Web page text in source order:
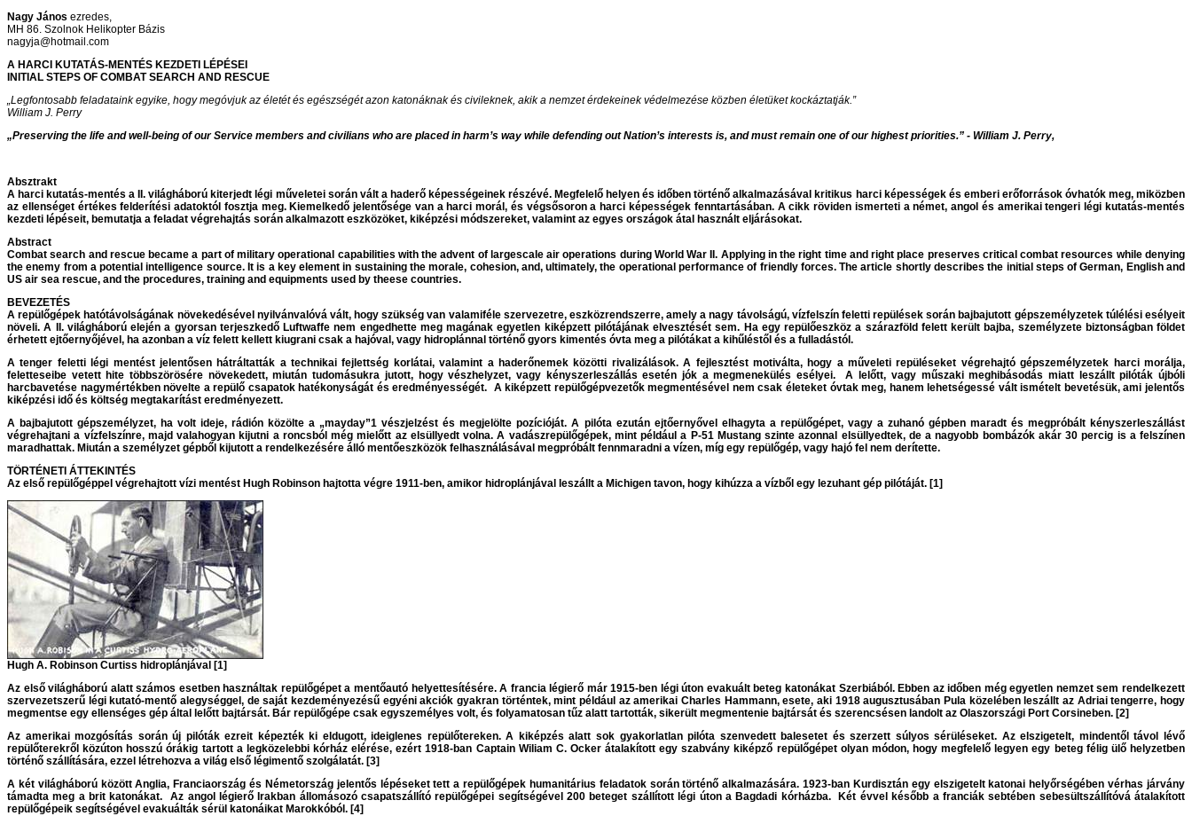
Nagy János ezredes,
MH 86. Szolnok Helikopter Bázis
nagyja@hotmail.com
A HARCI KUTATÁS-MENTÉS KEZDETI LÉPÉSEI
INITIAL STEPS OF COMBAT SEARCH AND RESCUE
„Legfontosabb feladataink egyike, hogy megóvjuk az életét és egészségét azon katonáknak és civileknek, akik a nemzet érdekeinek védelmezése közben életüket kockáztatják.”
William J. Perry
„Preserving the life and well-being of our Service members and civilians who are placed in harm’s way while defending out Nation’s interests is, and must remain one of our highest priorities.” - William J. Perry,
Absztrakt
A harci kutatás-mentés a II. világháború kiterjedt légi műveletei során vált a haderő képességeinek részévé. Megfelelő helyen és időben történő alkalmazásával kritikus harci képességek és emberi erőforrások óvhatók meg, miközben
az ellenséget értékes felderítési adatoktól fosztja meg. Kiemelkedő jelentősége van a harci morál, és végsősoron a harci képességek fenntartásában. A cikk röviden ismerteti a német, angol és amerikai tengeri légi kutatás-mentés
kezdeti lépéseit, bemutatja a feladat végrehajtás során alkalmazott eszközöket, kiképzési módszereket, valamint az egyes országok átal használt eljárásokat.
Abstract
Combat search and rescue became a part of military operational capabilities with the advent of largescale air operations during World War II. Applying in the right time and right place preserves critical combat resources while denying
the enemy from a potential intelligence source. It is a key element in sustaining the morale, cohesion, and, ultimately, the operational performance of friendly forces. The article shortly describes the initial steps of German, English and
US air sea rescue, and the procedures, training and equipments used by theese countries.
BEVEZETÉS
A repülőgépek hatótávolságának növekedésével nyilvánvalóvá vált, hogy szükség van valamiféle szervezetre, eszközrendszerre, amely a nagy távolságú, vízfelszín feletti repülések során bajbajutott gépszemélyzetek túlélési esélyeit
növeli. A II. világháború elején a gyorsan terjeszkedő Luftwaffe nem engedhette meg magának egyetlen kiképzett pilótájának elvesztését sem. Ha egy repülőeszköz a szárazföld felett került bajba, személyzete biztonságban földet
érhetett ejtőernyőjével, ha azonban a víz felett kellett kiugrani csak a hajóval, vagy hidroplánnal történő gyors kimentés óvta meg a pilótákat a kihűléstől és a fulladástól.
A tenger feletti légi mentést jelentősen hátráltatták a technikai fejlettség korlátai, valamint a haderőnemek közötti rivalizálások. A fejlesztést motiválta, hogy a műveleti repüléseket végrehajtó gépszemélyzetek harci morálja,
feletteseibe vetett hite többszörösére növekedett, miután tudomásukra jutott, hogy vészhelyzet, vagy kényszerleszállás esetén jók a megmenekülés esélyei. A lelőtt, vagy műszaki meghibásodás miatt leszállt pilóták újbóli
harcbavetése nagymértékben növelte a repülő csapatok hatékonyságát és eredményességét. A kiképzett repülőgépvezetők megmentésével nem csak életeket óvtak meg, hanem lehetségessé vált ismételt bevetésük, ami jelentős
kiképzési idő és költség megtakarítást eredményezett.
A bajbajutott gépszemélyzet, ha volt ideje, rádión közölte a „mayday”1 vészjelzést és megjelölte pozícióját. A pilóta ezután ejtőernyővel elhagyta a repülőgépet, vagy a zuhanó gépben maradt és megpróbált kényszerleszállást
végrehajtani a vízfelszínre, majd valahogyan kijutni a roncsból még mielőtt az elsüllyedt volna. A vadászrepülőgépek, mint például a P-51 Mustang szinte azonnal elsüllyedtek, de a nagyobb bombázók akár 30 percig is a felszínen
maradhattak. Miután a személyzet gépből kijutott a rendelkezésére álló mentőeszközök felhasználásával megpróbált fennmaradni a vízen, míg egy repülőgép, vagy hajó fel nem derítette.
TÖRTÉNETI ÁTTEKINTÉS
Az első repülőgéppel végrehajtott vízi mentést Hugh Robinson hajtotta végre 1911-ben, amikor hidroplánjával leszállt a Michigen tavon, hogy kihúzza a vízből egy lezuhant gép pilótáját. [1]
Hugh A. Robinson Curtiss hidroplánjával [1]
Az első világháború alatt számos esetben használtak repülőgépet a mentőautó helyettesítésére. A francia légierő már 1915-ben légi úton evakuált beteg katonákat Szerbiából. Ebben az időben még egyetlen nemzet sem rendelkezett
szervezetszerű légi kutató-mentő alegységgel, de saját kezdeményezésű egyéni akciók gyakran történtek, mint például az amerikai Charles Hammann, esete, aki 1918 augusztusában Pula közelében leszállt az Adriai tengerre, hogy
megmentse egy ellenséges gép által lelőtt bajtársát. Bár repülőgépe csak egyszemélyes volt, és folyamatosan tűz alatt tartották, sikerült megmentenie bajtársát és szerencsésen landolt az Olaszországi Port Corsineben. [2]
Az amerikai mozgósítás során új pilóták ezreit képezték ki eldugott, ideiglenes repülőtereken. A kiképzés alatt sok gyakorlatlan pilóta szenvedett balesetet és szerzett súlyos sérüléseket. Az elszigetelt, mindentől távol lévő
repülőterekről közúton hosszú órákig tartott a legközelebbi kórház elérése, ezért 1918-ban Captain Wiliam C. Ocker átalakított egy szabvány kiképző repülőgépet olyan módon, hogy megfelelő legyen egy beteg félig ülő helyzetben
történő szállítására, ezzel létrehozva a világ első légimentő szolgálatát. [3]
A két világháború között Anglia, Franciaország és Németország jelentős lépéseket tett a repülőgépek humanitárius feladatok során történő alkalmazására. 1923-ban Kurdisztán egy elszigetelt katonai helyőrségében vérhas járvány
támadta meg a brit katonákat. Az angol légierő Irakban állomásozó csapatszállító repülőgépei segítségével 200 beteget szállított légi úton a Bagdadi kórházba. Két évvel később a franciák sebtében sebesültszállítóvá átalakított
repülőgépeik segítségével evakuálták sérül katonáikat Marokkóból. [4]